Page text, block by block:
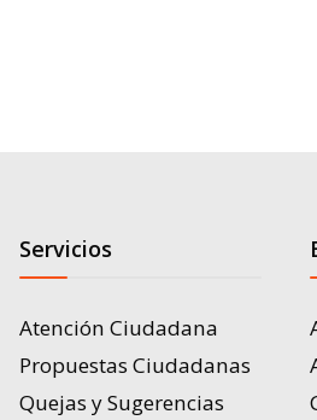
Servicios
Atención Ciudadana
Propuestas Ciudadanas
Quejas y Sugerencias